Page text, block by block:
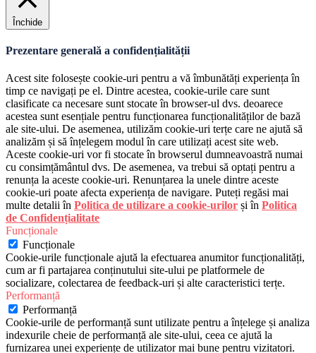
Închide
Prezentare generală a confidențialității
Acest site folosește cookie-uri pentru a vă îmbunătăți experiența în
timp ce navigați pe el. Dintre acestea, cookie-urile care sunt
clasificate ca necesare sunt stocate în browser-ul dvs. deoarece
acestea sunt esențiale pentru funcționarea funcționalităților de bază
ale site-ului. De asemenea, utilizăm cookie-uri terțe care ne ajută să
analizăm și să înțelegem modul în care utilizați acest site web.
Aceste cookie-uri vor fi stocate în browserul dumneavoastră numai
cu consimțământul dvs. De asemenea, va trebui să optați pentru a
renunța la aceste cookie-uri. Renunțarea la unele dintre aceste
cookie-uri poate afecta experiența de navigare. Puteți regăsi mai
multe detalii în Politica de utilizare a cookie-urilor și în Politica
de Confidențialitate
Funcționale
Funcționale
Cookie-urile funcționale ajută la efectuarea anumitor funcționalități,
cum ar fi partajarea conținutului site-ului pe platformele de
socializare, colectarea de feedback-uri și alte caracteristici terțe.
Performanță
Performanță
Cookie-urile de performanță sunt utilizate pentru a înțelege și analiza
indexurile cheie de performanță ale site-ului, ceea ce ajută la
furnizarea unei experiențe de utilizator mai bune pentru vizitatori.